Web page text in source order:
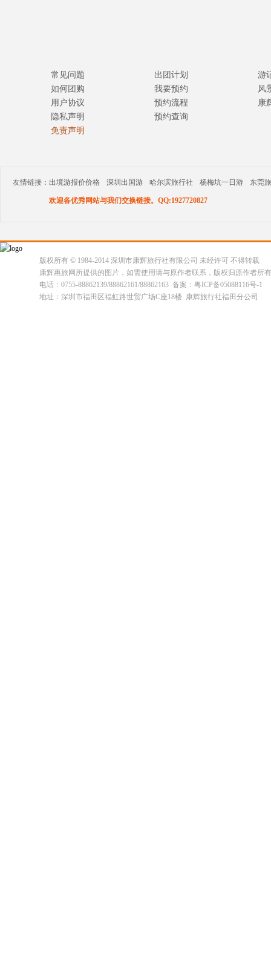
常见问题
如何团购
用户协议
隐私声明
免责声明
出团计划
我要预约
预约流程
预约查询
游
风
康
友情链接： 出境游报价价格 深圳出国游 哈尔滨旅行社 杨梅坑一日游 东莞
欢迎各优秀网站与我们交换链接。QQ:1927720827
版权所有 © 1984-2014 深圳市康辉旅行社有限公司 未经许可 不得转载
康辉惠旅网所提供的图片，如需使用请与原作者联系，版权归原作者所
电话：0755-88862139/88862161/88862163 备案：粤ICP备05088116号-1
地址：深圳市福田区福虹路世贸广场C座18楼 康辉旅行社福田分公司